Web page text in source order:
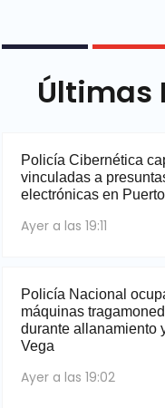
Últimas
Policía Cibernética
vinculadas a
electrónicas en
Ayer a las 19:11
Policía Nacional
máquinas
durante allanamiento
Vega
Ayer a las 19:02